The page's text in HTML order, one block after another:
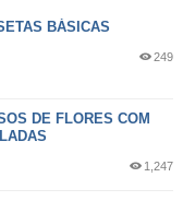
BÁSICAS
249
DE FLORES COM
1,247